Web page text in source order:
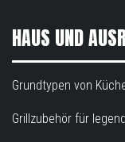
HAUS UND
Grundtypen von
Grillzubehör für